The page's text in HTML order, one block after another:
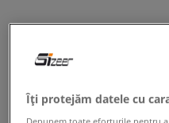
Îți protejăm datele cu